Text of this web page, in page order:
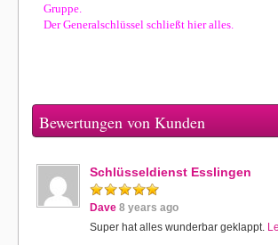
Gruppe.
Der Generalschlüssel schließt hier alles.
Bewertungen von Kunden
Schlüsseldienst Esslingen
Dave 8 years ago
Super hat alles wunderbar geklappt.